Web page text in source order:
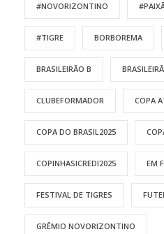
#NOVORIZONTINO
#TIGRE BORBOREMA
BRASILEIRÃO B
CLUBEFORMADOR COPA
COPA DO BRASIL2025
COPINHASICREDI2025 EM
FESTIVAL DE TIGRES
GRÊMIO NOVORIZONTINO